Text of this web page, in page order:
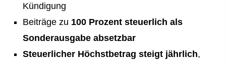
Kündigung
Beiträge zu 100 Prozent steuerlich als
Sonderausgabe absetzbar
Steuerlicher Höchstbetrag steigt jährlich,